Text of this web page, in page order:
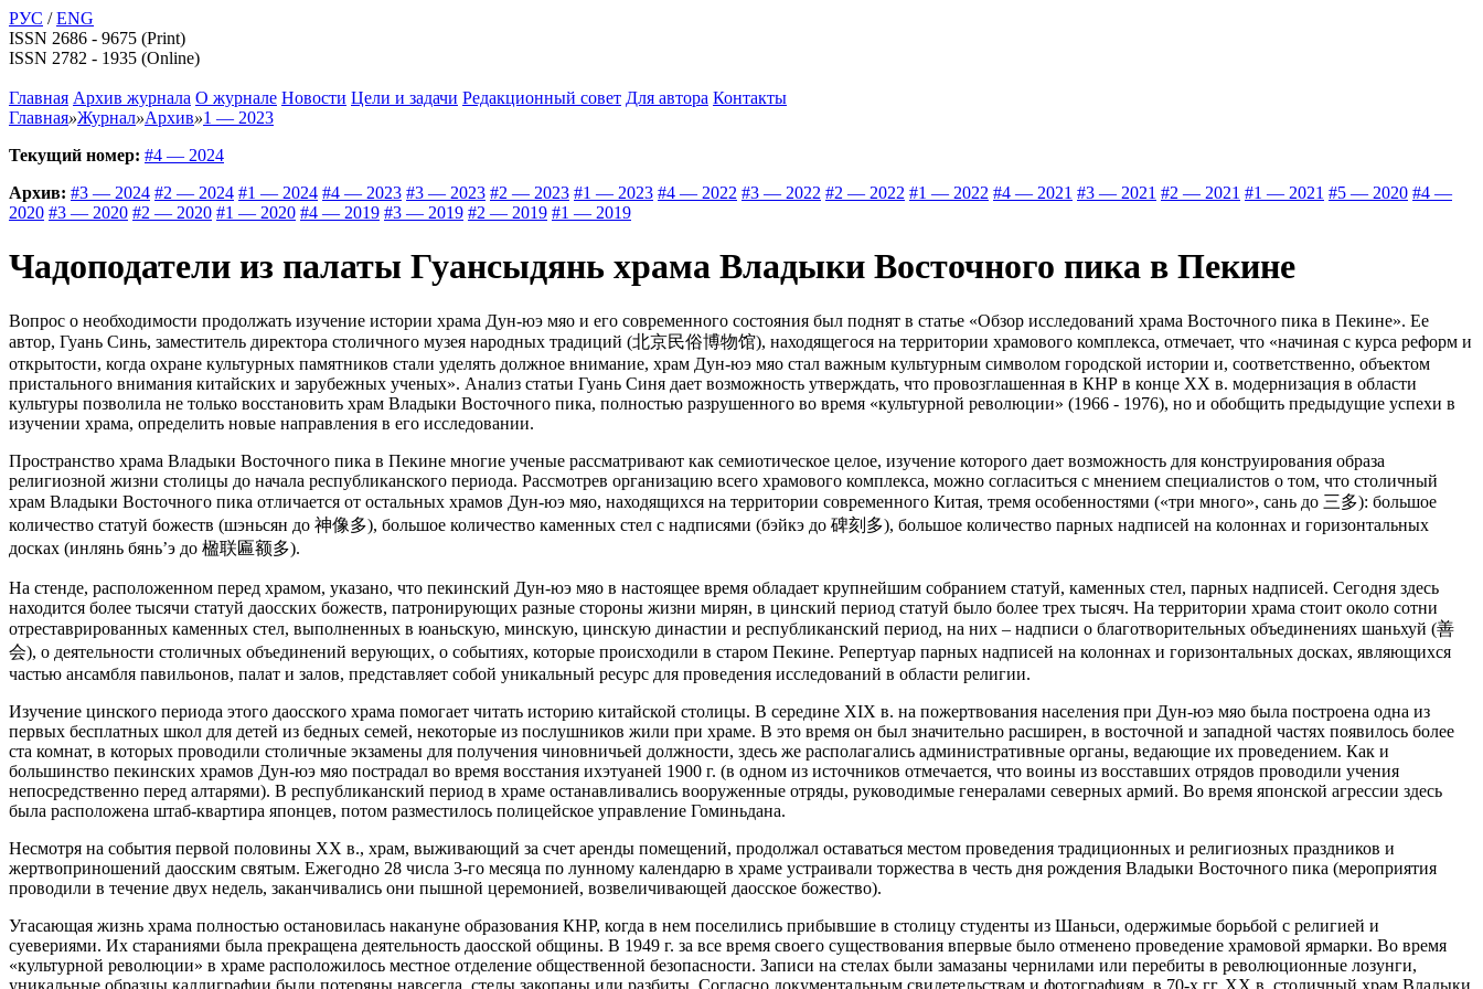
РУС /ENG
ISSN 2686 - 9675 (Print)
ISSN 2782 - 1935 (Online)
Главная Архив журнала О журнале Новости Цели и задачи Редакционный совет Для автора Контакты
Главная»Журнал»Архив»1 — 2023
Текущий номер: #4 — 2024
Архив: #3 — 2024 #2 — 2024 #1 — 2024 #4 — 2023 #3 — 2023 #2 — 2023 #1 — 2023 #4 — 2022 #3 — 2022 #2 — 2022 #1 — 2022 #4 — 2021 #3 — 2021 #2 — 2021 #1 — 2021 #5 — 2020 #4 —
2020 #3 — 2020 #2 — 2020 #1 — 2020 #4 — 2019 #3 — 2019 #2 — 2019 #1 — 2019
Чадоподатели из палаты Гуансыдянь храма Владыки Восточного пика в Пекине
Вопрос о необходимости продолжать изучение истории храма Дун-юэ мяо и его современного состояния был поднят в статье «Обзор исследований храма Восточного пика в Пекине». Ее
автор, Гуань Синь, заместитель директора столичного музея народных традиций (北京民俗博物馆), находящегося на территории храмового комплекса, отмечает, что «начиная с курса реформ и
открытости, когда охране культурных памятников стали уделять должное внимание, храм Дун-юэ мяо стал важным культурным символом городской истории и, соответственно, объектом
пристального внимания китайских и зарубежных ученых». Анализ статьи Гуань Синя дает возможность утверждать, что провозглашенная в КНР в конце ХХ в. модернизация в области
культуры позволила не только восстановить храм Владыки Восточного пика, полностью разрушенного во время «культурной революции» (1966 - 1976), но и обобщить предыдущие успехи в
изучении храма, определить новые направления в его исследовании.
Пространство храма Владыки Восточного пика в Пекине многие ученые рассматривают как семиотическое целое, изучение которого дает возможность для конструирования образа
религиозной жизни столицы до начала республиканского периода. Рассмотрев организацию всего храмового комплекса, можно согласиться с мнением специалистов о том, что столичный
храм Владыки Восточного пика отличается от остальных храмов Дун-юэ мяо, находящихся на территории современного Китая, тремя особенностями («три много», сань до 三多): большое
количество статуй божеств (шэньсян до 神像多), большое количество каменных стел с надписями (бэйкэ до 碑刻多), большое количество парных надписей на колоннах и горизонтальных
досках (инлянь бянь’э до 楹联匾额多).
На стенде, расположенном перед храмом, указано, что пекинский Дун-юэ мяо в настоящее время обладает крупнейшим собранием статуй, каменных стел, парных надписей. Сегодня здесь
находится более тысячи статуй даосских божеств, патронирующих разные стороны жизни мирян, в цинский период статуй было более трех тысяч. На территории храма стоит около сотни
отреставрированных каменных стел, выполненных в юаньскую, минскую, цинскую династии и республиканский период, на них – надписи о благотворительных объединениях шаньхуй (善
会), о деятельности столичных объединений верующих, о событиях, которые происходили в старом Пекине. Репертуар парных надписей на колоннах и горизонтальных досках, являющихся
частью ансамбля павильонов, палат и залов, представляет собой уникальный ресурс для проведения исследований в области религии.
Изучение цинского периода этого даосского храма помогает читать историю китайской столицы. В середине XIX в. на пожертвования населения при Дун-юэ мяо была построена одна из
первых бесплатных школ для детей из бедных семей, некоторые из послушников жили при храме. В это время он был значительно расширен, в восточной и западной частях появилось более
ста комнат, в которых проводили столичные экзамены для получения чиновничьей должности, здесь же располагались административные органы, ведающие их проведением. Как и
большинство пекинских храмов Дун-юэ мяо пострадал во время восстания ихэтуаней 1900 г. (в одном из источников отмечается, что воины из восставших отрядов проводили учения
непосредственно перед алтарями). В республиканский период в храме останавливались вооруженные отряды, руководимые генералами северных армий. Во время японской агрессии здесь
была расположена штаб-квартира японцев, потом разместилось полицейское управление Гоминьдана.
Несмотря на события первой половины XX в., храм, выживающий за счет аренды помещений, продолжал оставаться местом проведения традиционных и религиозных праздников и
жертвоприношений даосским святым. Ежегодно 28 числа 3-го месяца по лунному календарю в храме устраивали торжества в честь дня рождения Владыки Восточного пика (мероприятия
проводили в течение двух недель, заканчивались они пышной церемонией, возвеличивающей даосское божество).
Угасающая жизнь храма полностью остановилась накануне образования КНР, когда в нем поселились прибывшие в столицу студенты из Шаньси, одержимые борьбой с религией и
суевериями. Их стараниями была прекращена деятельность даосской общины. В 1949 г. за все время своего существования впервые было отменено проведение храмовой ярмарки. Во время
«культурной революции» в храме расположилось местное отделение общественной безопасности. Записи на стелах были замазаны чернилами или перебиты в революционные лозунги,
уникальные образцы каллиграфии были потеряны навсегда, стелы закопаны или разбиты. Согласно документальным свидетельствам и фотографиям, в 70-х гг. XX в. столичный храм Владыки